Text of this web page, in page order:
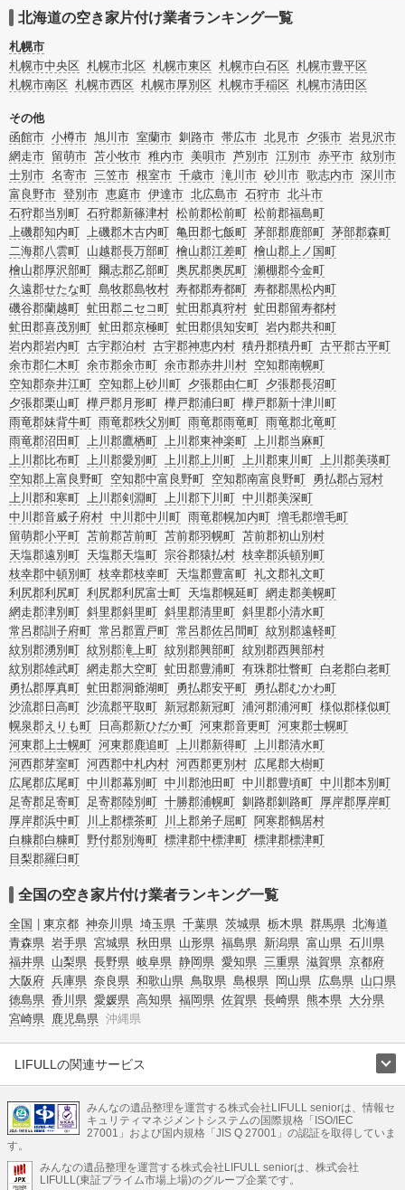
してみましょう。
また家一軒まるごとの掃除方法・空家対策特別措置法の法改正に伴う空き家の片
付けについての情報も豊富です。
北海道の空き家片付け業者ランキング一覧
札幌市
札幌市中央区 札幌市北区 札幌市東区 札幌市白石区 札幌市豊平区
札幌市南区 札幌市西区 札幌市厚別区 札幌市手稲区 札幌市清田区
その他
函館市 小樽市 旭川市 室蘭市 釧路市 帯広市 北見市 夕張市 岩見沢市
網走市 留萌市 苫小牧市 稚内市 美唄市 芦別市 江別市 赤平市 紋別市
士別市 名寄市 三笠市 根室市 千歳市 滝川市 砂川市 歌志内市 深川市
富良野市 登別市 恵庭市 伊達市 北広島市 石狩市 北斗市
石狩郡当別町 石狩郡新篠津村 松前郡松前町 松前郡福島町
上磯郡知内町 上磯郡木古内町 亀田郡七飯町 茅部郡鹿部町 茅部郡森町
二海郡八雲町 山越郡長万部町 檜山郡江差町 檜山郡上ノ国町
檜山郡厚沢部町 爾志郡乙部町 奥尻郡奥尻町 瀬棚郡今金町
久遠郡せたな町 島牧郡島牧村 寿都郡寿都町 寿都郡黒松内町
磯谷郡蘭越町 虻田郡ニセコ町 虻田郡真狩村 虻田郡留寿都村
虻田郡喜茂別町 虻田郡京極町 虻田郡倶知安町 岩内郡共和町
岩内郡岩内町 古宇郡泊村 古宇郡神恵内村 積丹郡積丹町 古平郡古平町
余市郡仁木町 余市郡余市町 余市郡赤井川村 空知郡南幌町
空知郡奈井江町 空知郡上砂川町 夕張郡由仁町 夕張郡長沼町
夕張郡栗山町 樺戸郡月形町 樺戸郡浦臼町 樺戸郡新十津川町
雨竜郡妹背牛町 雨竜郡秩父別町 雨竜郡雨竜町 雨竜郡北竜町
雨竜郡沼田町 上川郡鷹栖町 上川郡東神楽町 上川郡当麻町
上川郡比布町 上川郡愛別町 上川郡上川町 上川郡東川町 上川郡美瑛町
空知郡上富良野町 空知郡中富良野町 空知郡南富良野町 勇払郡占冠村
上川郡和寒町 上川郡剣淵町 上川郡下川町 中川郡美深町
中川郡音威子府村 中川郡中川町 雨竜郡幌加内町 増毛郡増毛町
留萌郡小平町 苫前郡苫前町 苫前郡羽幌町 苫前郡初山別村
天塩郡遠別町 天塩郡天塩町 宗谷郡猿払村 枝幸郡浜頓別町
枝幸郡中頓別町 枝幸郡枝幸町 天塩郡豊富町 礼文郡礼文町
利尻郡利尻町 利尻郡利尻富士町 天塩郡幌延町 網走郡美幌町
網走郡津別町 斜里郡斜里町 斜里郡清里町 斜里郡小清水町
常呂郡訓子府町 常呂郡置戸町 常呂郡佐呂間町 紋別郡遠軽町
紋別郡湧別町 紋別郡滝上町 紋別郡興部町 紋別郡西興部村
紋別郡雄武町 網走郡大空町 虻田郡豊浦町 有珠郡壮瞥町 白老郡白老町
勇払郡厚真町 虻田郡洞爺湖町 勇払郡安平町 勇払郡むかわ町
沙流郡日高町 沙流郡平取町 新冠郡新冠町 浦河郡浦河町 様似郡様似町
幌泉郡えりも町
日高郡新ひだか町 河東郡音更町 河東郡士幌町
河東郡上士幌町 河東郡鹿追町 上川郡新得町 上川郡清水町
河西郡芽室町 河西郡中札内村 河西郡更別村 広尾郡大樹町
広尾郡広尾町 中川郡幕別町 中川郡池田町 中川郡豊頃町 中川郡本別町
足寄郡足寄町 足寄郡陸別町 十勝郡浦幌町 釧路郡釧路町 厚岸郡厚岸町
厚岸郡浜中町
川上郡標茶町 川上郡弟子屈町 阿寒郡鶴居村
白糠郡白糠町 野付郡別海町 標津郡中標津町 標津郡標津町
目梨郡羅臼町
全国の空き家片付け業者ランキング一覧
全国 東京都 神奈川県 埼玉県 千葉県 茨城県 栃木県 群馬県 北海道
青森県 岩手県 宮城県 秋田県 山形県 福島県 新潟県 富山県 石川県
福井県 山梨県 長野県 岐阜県 静岡県 愛知県 三重県 滋賀県 京都府
大阪府 兵庫県 奈良県 和歌山県 鳥取県 島根県 岡山県 広島県 山口県
徳島県 香川県 愛媛県 高知県 福岡県 佐賀県 長崎県 熊本県 大分県
宮崎県 鹿児島県 沖縄県
LIFULLの関連サービス
不動産・住宅
引越し 老人ホーム 地方創生 ママの就労支援
不動産クラウドファンディング 遺品整理 老後の暮らし情報
LIFULL HOME'Sのサービス
みんなの遺品整理を運営する株式会社LIFULL seniorは、情報セ
キュリティマネジメントシステムの国際規格「ISO/IEC
27001」および国内規格「JIS Q 27001」の認証を取得していま
す。
みんなの遺品整理を運営する株式会社LIFULL seniorは、株式会社
LIFULL(東証プライム市場上場)のグループ企業です。